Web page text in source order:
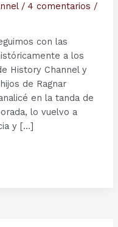
/ 4 comentarios /
con las
a los
History Channel y
de Ragnar
en la tanda de
lo vuelvo a
y […]